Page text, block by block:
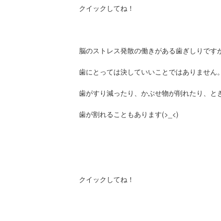
クイックしてね！
脳のストレス発散の働きがある歯ぎしりですが
歯にとっては決していいことではありません。
歯がすり減ったり、かぶせ物が削れたり、と
歯が割れることもあります(>_<)
クイックしてね！